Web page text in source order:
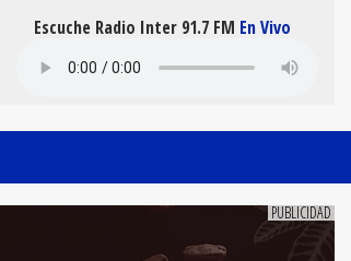
Escuche Radio Inter 91.7 FM En Vivo